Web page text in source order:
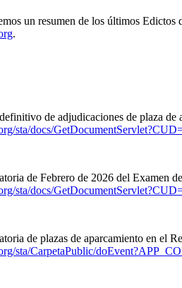
un resumen de los últimos
.
de adjudicaciones de plaza
sta/docs/
de Febrero de 2026 del Examen
sta/docs/
de plazas de aparcamiento en el
sta/CarpetaPublic/